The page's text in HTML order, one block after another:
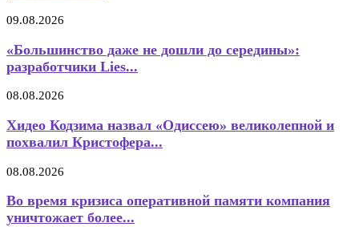
09.08.2026
«Большинство даже не дошли до середины»:
разработчики Lies...
08.08.2026
Хидео Кодзима назвал «Одиссею» великолепной и
похвалил Кристофера...
08.08.2026
Во время кризиса оперативной памяти компания
уничтожает более...